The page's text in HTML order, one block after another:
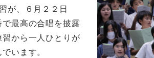
が、６月２２日
で最高の合唱を披露
から一人ひとりが
います。